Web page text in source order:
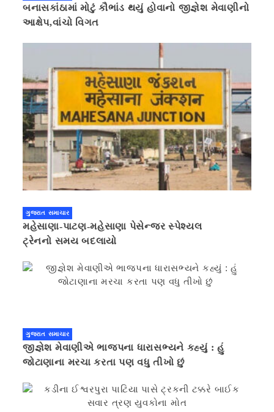
બનાસકાંઠામાં મોટું કૌભાંડ થયું હોવાનો જીજ્ઞેશ મેવાણીનો
આક્ષેપ,વાંચો વિગત
ગુજરાત સમાચાર
મહેસાણા-પાટણ-મહેસાણા પેસેન્જર સ્પેશ્યલ
ટ્રેનનો સમય બદલાયો
ગુજરાત સમાચાર
જીજ્ઞેશ મેવાણીએ ભાજપના ધારાસભ્યને કહ્યું : હું
જોટાણાના મરચા કરતા પણ વધુ તીખો છું